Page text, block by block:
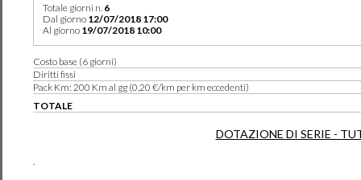
Totale giorni n. 6
Dal giorno 12/07/2018 17:00
Al giorno 19/07/2018 10:00
Costo base (6 giorni)
Diritti fissi
Pack Km: 200 Km al gg (0,20 €/km per km eccedenti)
TOTALE
DOTAZIONE DI SERIE -
.